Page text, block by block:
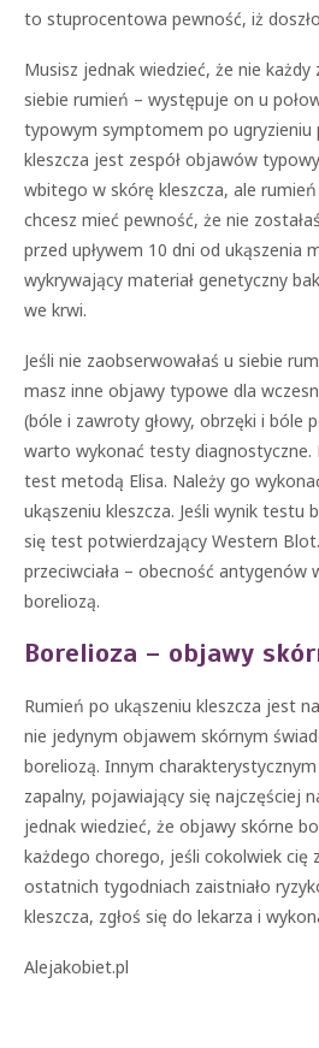
to stuprocentowa pewność, iż
Musisz jednak wiedzieć, że nie
siebie rumień – występuje on u
typowym symptomem po ugryzieniu
kleszcza jest zespół objawów
wbitego w skórę kleszcza, ale rumień
chcesz mieć pewność, że nie
przed upływem 10 dni od ukąszenia
wykrywający materiał genetyczny
we krwi.
Jeśli nie zaobserwowałaś u siebie
masz inne objawy typowe dla
(bóle i zawroty głowy, obrzęki i bóle
warto wykonać testy diagnostyczne.
test metodą Elisa. Należy go
ukąszeniu kleszcza. Jeśli wynik testu
się test potwierdzający Western
przeciwciała – obecność antygenów
boreliozą.
Borelioza – objawy
Rumień po ukąszeniu kleszcza jest
nie jedynym objawem skórnym
boreliozą. Innym
zapalny, pojawiający się najczęściej
jednak wiedzieć, że objawy skórne
każdego chorego, jeśli cokolwiek cię
ostatnich tygodniach zaistniało
kleszcza, zgłoś się do lekarza i
Alejakobiet.pl